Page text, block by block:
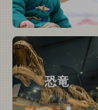
恐竜